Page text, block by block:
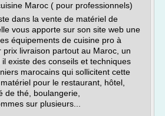
Maroc ( pour professionnels)
dans la vente de matériel de
vous apporte sur son site web une
équipements de cuisine pro à
prix livraison partout au Maroc, un
existe des conseils et techniques
marocains qui sollicitent cette
pour le restaurant, hôtel,
de thé, boulangerie,
sur plusieurs...